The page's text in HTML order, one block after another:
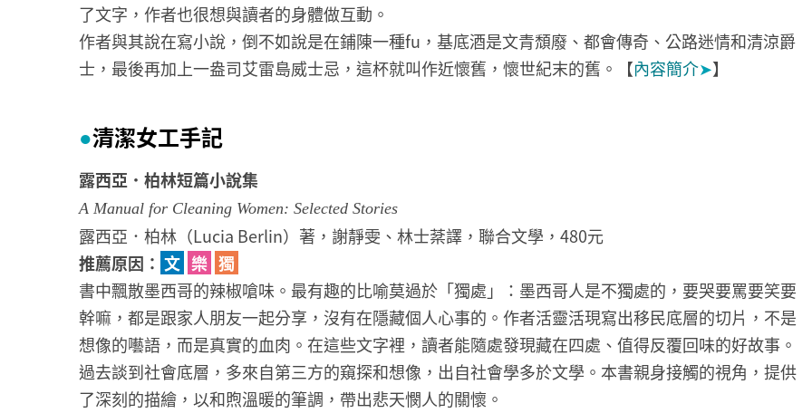
了文字，作者也很想與讀者的身體做互動。
作者與其說在寫小說，倒不如說是在鋪陳一種fu，基底酒是文青頹廢、都會傳奇、公路迷情和清涼爵
士，最後再加上一盎司艾雷島威士忌，這杯就叫作近懷舊，懷世紀末的舊。【內容簡介➤】
●清潔女工手記
露西亞．柏林短篇小說集
A Manual for Cleaning Women: Selected Stories
露西亞．柏林（Lucia Berlin）著，謝靜雯、林士棻譯，聯合文學，480元
推薦原因： 文 樂 獨
書中飄散墨西哥的辣椒嗆味。最有趣的比喻莫過於「獨處」：墨西哥人是不獨處的，要哭要罵要笑要
幹嘛，都是跟家人朋友一起分享，沒有在隱藏個人心事的。作者活靈活現寫出移民底層的切片，不是
想像的囈語，而是真實的血肉。在這些文字裡，讀者能隨處發現藏在四處、值得反覆回味的好故事。
過去談到社會底層，多來自第三方的窺探和想像，出自社會學多於文學。本書親身接觸的視角，提供
了深刻的描繪，以和煦溫暖的筆調，帶出悲天憫人的關懷。